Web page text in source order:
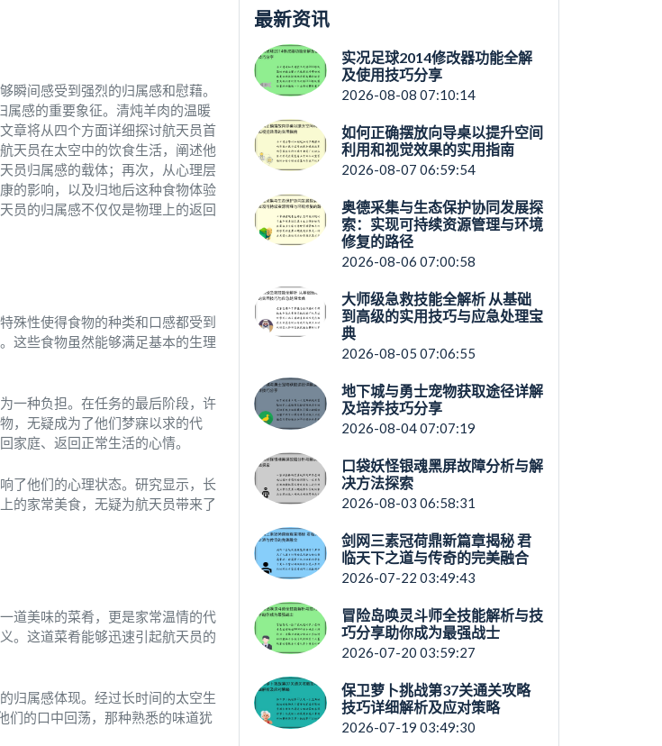
瞬间感受到强烈的归属感和慰藉。
感的重要象征。清炖羊肉的温暖
章将从四个方面详细探讨航天员首
天员在太空中的饮食生活，阐述他
员归属感的载体；再次，从心理层
的影响，以及归地后这种食物体验
员的归属感不仅仅是物理上的返回
殊性使得食物的种类和口感都受到
这些食物虽然能够满足基本的生理
一种负担。在任务的最后阶段，许
，无疑成为了他们梦寐以求的代
家庭、返回正常生活的心情。
了他们的心理状态。研究显示，长
的家常美食，无疑为航天员带来了
道美味的菜肴，更是家常温情的代
。这道菜肴能够迅速引起航天员的
归属感体现。经过长时间的太空生
们的口中回荡，那种熟悉的味道犹
最新资讯
实况足球2014修改器功能全解
及使用技巧分享
2026-08-08 07:10:14
如何正确摆放向导桌以提升空间
利用和视觉效果的实用指南
2026-08-07 06:59:54
奥德采集与生态保护协同发展探
索：实现可持续资源管理与环境
修复的路径
2026-08-06 07:00:58
大师级急救技能全解析 从基础
到高级的实用技巧与应急处理宝
典
2026-08-05 07:06:55
地下城与勇士宠物获取途径详解
及培养技巧分享
2026-08-04 07:07:19
口袋妖怪银魂黑屏故障分析与解
决方法探索
2026-08-03 06:58:31
剑网三素冠荷鼎新篇章揭秘 君
临天下之道与传奇的完美融合
2026-07-22 03:49:43
冒险岛唤灵斗师全技能解析与技
巧分享助你成为最强战士
2026-07-20 03:59:27
保卫萝卜挑战第37关通关攻略
技巧详细解析及应对策略
2026-07-19 03:49:30